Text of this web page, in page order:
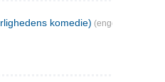
komedie) (engelsk)